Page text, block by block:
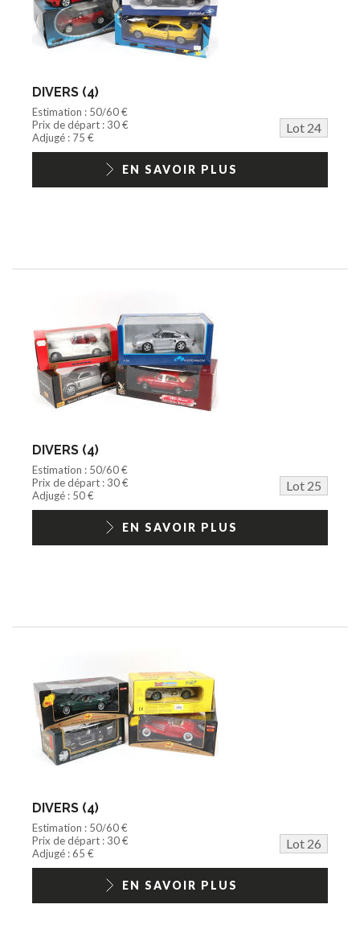
DIVERS (4)
Estimation : 50/60 €
Prix de départ : 30 €
Lot 24
Adjugé : 75 €
EN SAVOIR PLUS
DIVERS (4)
Estimation : 50/60 €
Prix de départ : 30 €
Lot 25
Adjugé : 50 €
EN SAVOIR PLUS
DIVERS (4)
Estimation : 50/60 €
Prix de départ : 30 €
Lot 26
Adjugé : 65 €
EN SAVOIR PLUS